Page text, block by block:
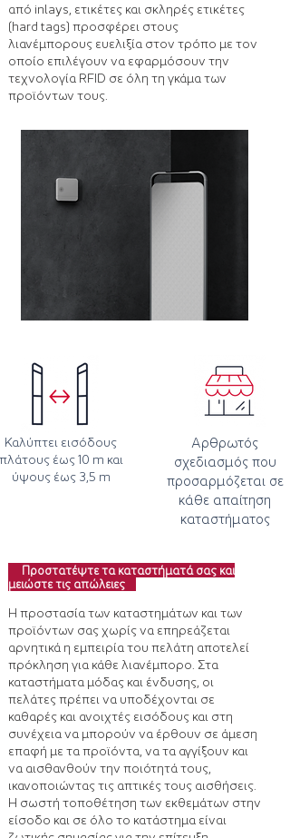
από inlays, ετικέτες και σκληρές ετικέτες
(hard tags) προσφέρει στους
λιανέμπορους ευελιξία στον τρόπο με τον
οποίο επιλέγουν να εφαρμόσουν την
τεχνολογία RFID σε όλη τη γκάμα των
προϊόντων τους.
Καλύπτει εισόδους
έως 10 m και
ύψους έως 3,5 m
Αρθρωτός
σχεδιασμός που
προσαρμόζεται σε
κάθε απαίτηση
καταστήματος
Προστατέψτε τα καταστήματά σας και
μειώστε τις απώλειες
Η προστασία των καταστημάτων και των
προϊόντων σας χωρίς να επηρεάζεται
αρνητικά η εμπειρία του πελάτη αποτελεί
πρόκληση για κάθε λιανέμπορο. Στα
καταστήματα μόδας και ένδυσης, οι
πελάτες πρέπει να υποδέχονται σε
καθαρές και ανοιχτές εισόδους και στη
συνέχεια να μπορούν να έρθουν σε άμεση
επαφή με τα προϊόντα, να τα αγγίξουν και
να αισθανθούν την ποιότητά τους,
ικανοποιώντας τις απτικές τους αισθήσεις.
Η σωστή τοποθέτηση των εκθεμάτων στην
είσοδο και σε όλο το κατάστημα είναι